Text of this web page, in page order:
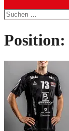
Suchen
nach:
Position: